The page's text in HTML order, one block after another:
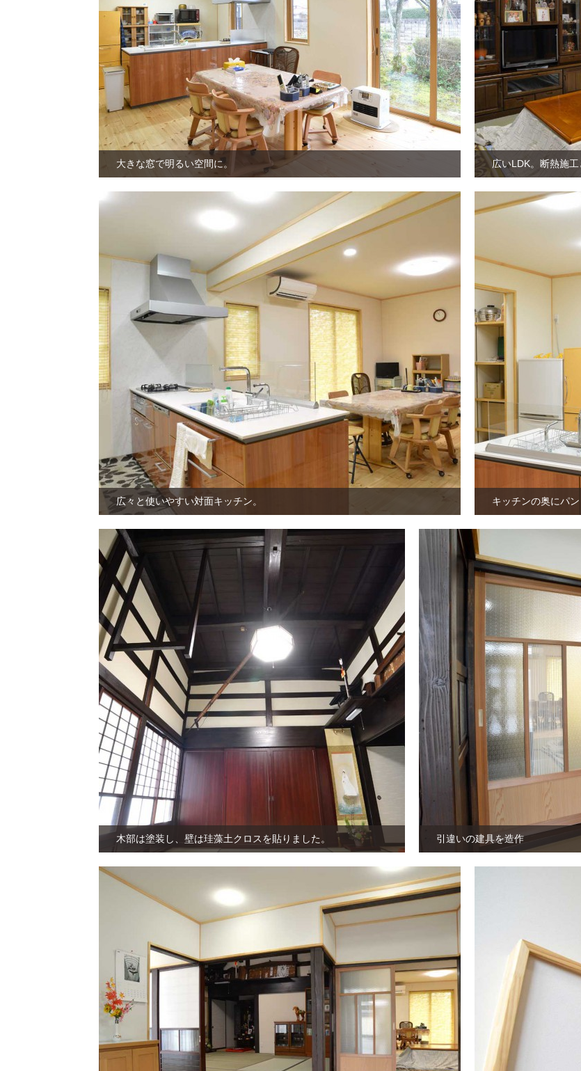
大きな窓で明るい空間に。 広いLDK。断熱施
広々と使いやすい対面キッチン。 キッチンの奥にパ
木部は塗装し、壁は珪藻土クロスを貼りました。 引違いの建具を造作